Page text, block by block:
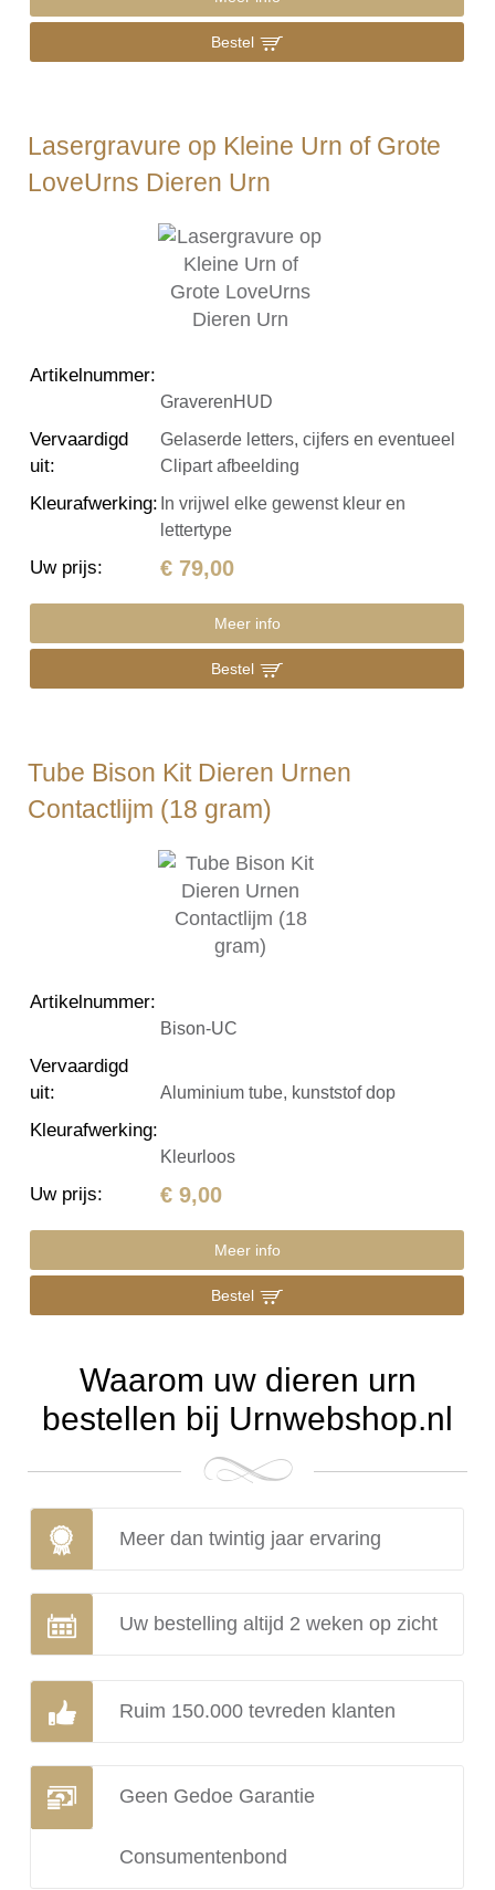
Bestel
Lasergravure op Kleine Urn of Grote
LoveUrns Dieren Urn
Artikelnummer:
GraverenHUD
Vervaardigd
uit:
Gelaserde letters, cijfers en eventueel
Clipart afbeelding
Kleurafwerking: In vrijwel elke gewenst kleur en
lettertype
Uw prijs: € 79,00
Meer info
Bestel
Tube Bison Kit Dieren Urnen
Contactlijm (18 gram)
Artikelnummer:
Bison-UC
Vervaardigd
uit: Aluminium tube, kunststof dop
Kleurafwerking:
Kleurloos
Uw prijs: € 9,00
Meer info
Bestel
Waarom uw dieren urn
bestellen bij Urnwebshop.nl
Meer dan twintig jaar ervaring
Uw bestelling altijd 2 weken op zicht
Ruim 150.000 tevreden klanten
Geen Gedoe Garantie
Consumentenbond